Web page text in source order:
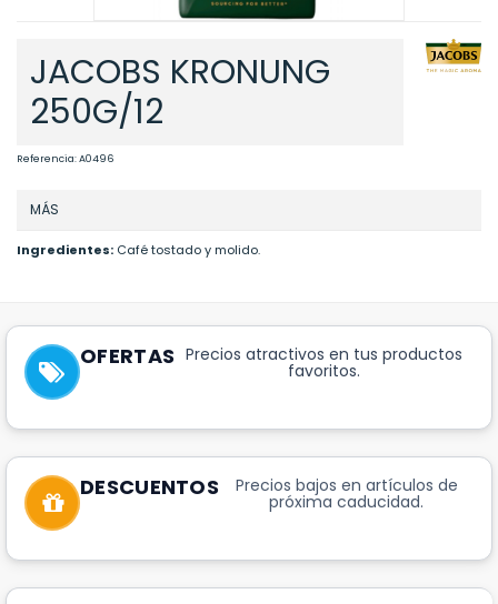
JACOBS KRONUNG
250G/12
Referencia:A0496
MÁS
Ingredientes: Café tostado y molido.
OFERTAS Precios atractivos en tus productos
favoritos.
DESCUENTOS Precios bajos en artículos de
próxima caducidad.